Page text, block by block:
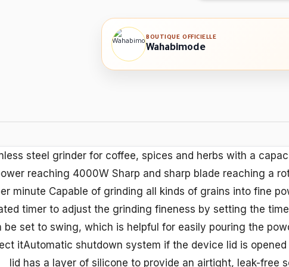
BOUTIQUE OFFICIELLE
Wahabimode
steel grinder for coffee, spices and herbs with a
reaching 4000W Sharp and sharp blade reaching a
minute Capable of grinding all kinds of grains into fine
timer to adjust the grinding fineness by setting the
be set to swing, which is helpful for easily pouring the
itAutomatic shutdown system if the device lid is
lid has a layer of silicone to provide an airtight, leak-free